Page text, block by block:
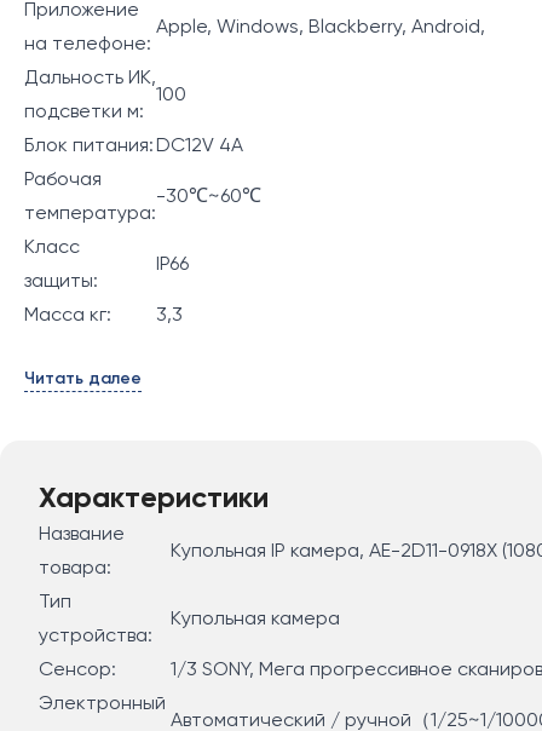
Приложение
на телефоне:
Apple, Windows, Blackberry, Android,
Дальность ИК,
подсветки м:
100
Блок питания: DC12V 4A
Рабочая
температура:
-30℃~60℃
Класс
защиты:
IP66
Масса кг: 3,3
Читать далее
Характеристики
Название
товара:
Купольная IP камера, AE-2D11-0918X
Тип
устройства:
Купольная камера
Сенсор:
1/3 SONY, Мега прогрессивное
Электронный
Автоматический / ручной（1/25~1/